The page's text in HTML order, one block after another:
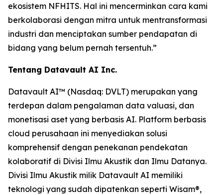
ekosistem NFHITS. Hal ini mencerminkan cara kami
berkolaborasi dengan mitra untuk mentransformasi
industri dan menciptakan sumber pendapatan di
bidang yang belum pernah tersentuh.”
Tentang Datavault AI Inc.
Datavault AI™ (Nasdaq: DVLT) merupakan yang
terdepan dalam pengalaman data valuasi, dan
monetisasi aset yang berbasis AI. Platform berbasis
cloud perusahaan ini menyediakan solusi
komprehensif dengan penekanan pendekatan
kolaboratif di Divisi Ilmu Akustik dan Ilmu Datanya.
Divisi Ilmu Akustik milik Datavault AI memiliki
teknologi yang sudah dipatenkan seperti Wisam®,